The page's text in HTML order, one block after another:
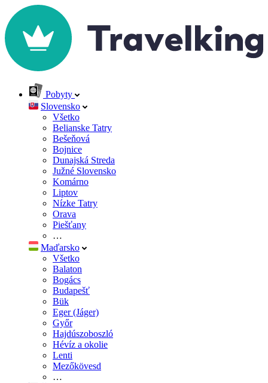
Pobyty
Slovensko
Všetko
Belianske Tatry
Bešeňová
Bojnice
Dunajská Streda
Južné Slovensko
Komárno
Liptov
Nízke Tatry
Orava
Piešťany
…
Maďarsko
Všetko
Balaton
Bogács
Budapešť
Bük
Eger (Jáger)
Győr
Hajdúszoboszló
Hévíz a okolie
Lenti
Mezőkövesd
…